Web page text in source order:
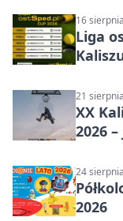
16
Liga
21
XX
2026
24
2026